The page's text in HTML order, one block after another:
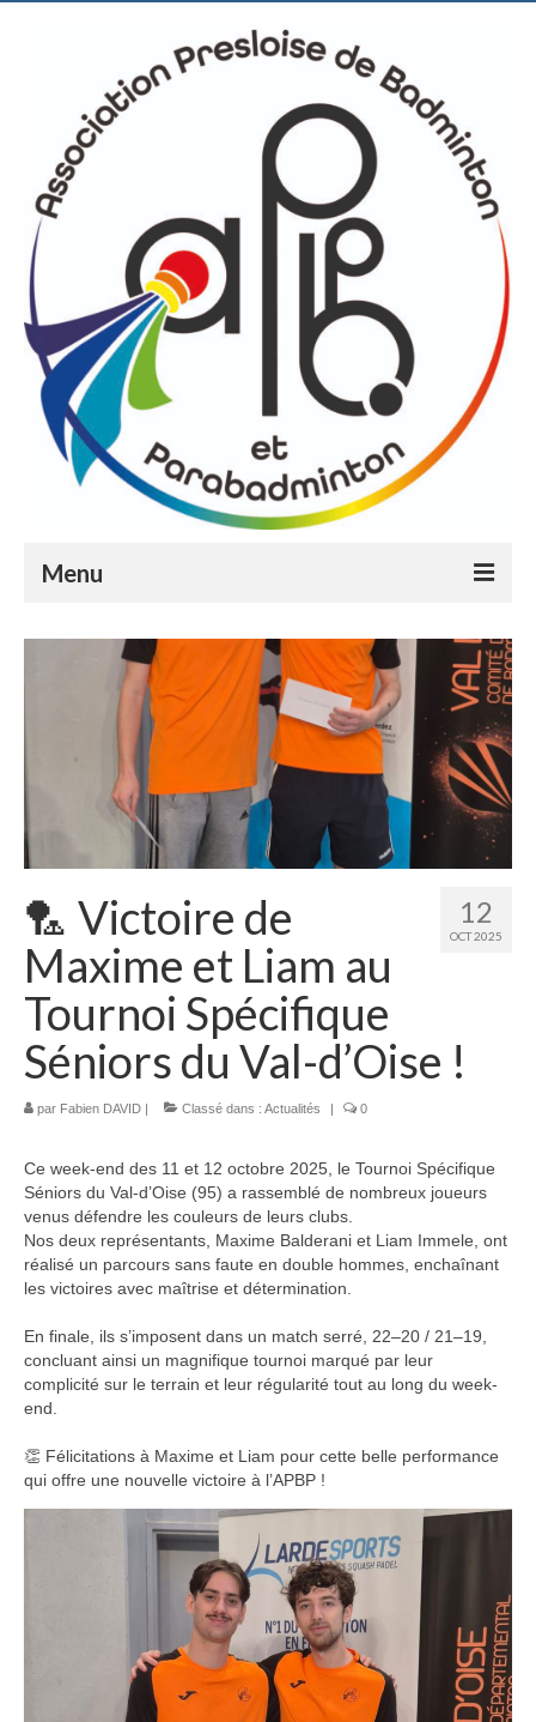
Menu
Le club
Le badminton
Le parabadminton
S’inscrire
Compétitions
Nos événements
Espace Adhérents
12
OCT 2025
🏸 Victoire de
Maxime et Liam au
Tournoi Spécifique
Séniors du Val-d’Oise !
par Fabien DAVID Classé dans : Actualités 0
Ce week-end des 11 et 12 octobre 2025, le Tournoi Spécifique
Séniors du Val-d’Oise (95) a rassemblé de nombreux joueurs
venus défendre les couleurs de leurs clubs.
Nos deux représentants, Maxime Balderani et Liam Immele, ont
réalisé un parcours sans faute en double hommes, enchaînant
les victoires avec maîtrise et détermination.
En finale, ils s’imposent dans un match serré, 22–20 / 21–19,
concluant ainsi un magnifique tournoi marqué par leur
complicité sur le terrain et leur régularité tout au long du week-
end.
👏 Félicitations à Maxime et Liam pour cette belle performance
qui offre une nouvelle victoire à l’APBP !